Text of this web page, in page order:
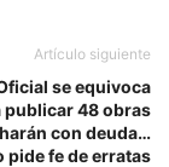
Artículo siguiente
se equivoca
publicar 48 obras
con deuda…
pide fe de erratas